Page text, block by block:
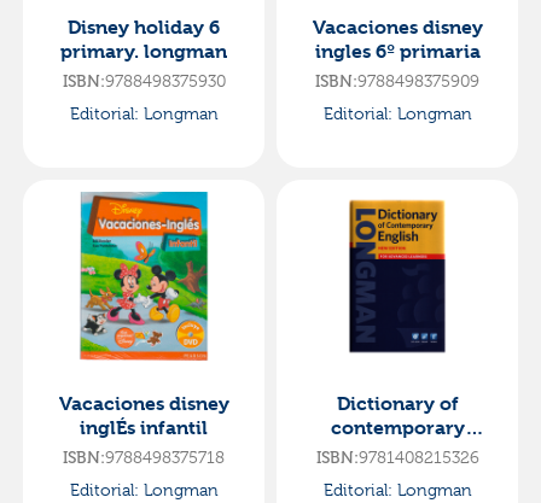
Disney holiday 6
primary. longman
ISBN:9788498375930
Editorial: Longman
Vacaciones disney
ingles 6º primaria
ISBN:9788498375909
Editorial: Longman
Vacaciones disney
inglÉs infantil
ISBN:9788498375718
Editorial: Longman
Dictionary of
contemporary
english for advanced
ISBN:9781408215326
Editorial: Longman